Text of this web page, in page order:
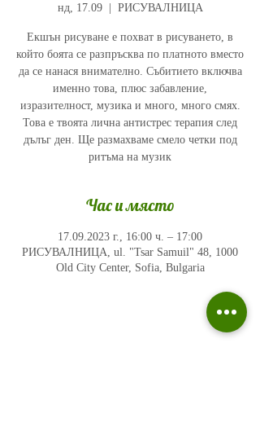
нд, 17.09
  |
РИСУВАЛНИЦА
Екшън рисуване е похват в рисуването, в
който боята се разпръсква по платното вместо
да се нанася внимателно. Събитието включва
именно това, плюс забавление,
изразителност, музика и много, много смях.
Това е твоята лична антистрес терапия след
дълъг ден. Ще размахваме смело четки под
ритъма на музик
Час и място
17.09.2023 г., 16:00 ч. – 17:00
РИСУВАЛНИЦА, ul. "Tsar Samuil" 48, 1000
Old City Center, Sofia, Bulgaria